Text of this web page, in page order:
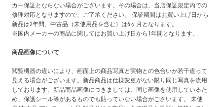
カー保証とならない場合がございます。その場合は、当店保証規定内での
修理対応となりますので、ご了承ください。 保証期間はお買い上げ日から
新品は2年間、中古品（未使用品を含む）は6ヶ月となります。
※国内メーカーの商品に関してはお買い上げ日から1年間となります。
商品画像について
閲覧機器の違いにより、画面上の商品写真と実物との色合いが若干違って
見える場合がございます。新品商品は仕様変更がない限り同じ写真を流用
しております。新品商品画像につきましては、同じ画像を使用しているた
め、保護シール等があるものでも貼っていない場合がございます。 未使